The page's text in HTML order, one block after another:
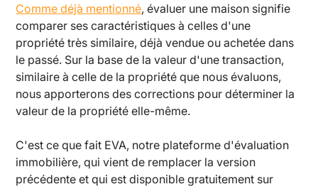
Comme déjà mentionné, évaluer une maison signifie
comparer ses caractéristiques à celles d'une
propriété très similaire, déjà vendue ou achetée dans
le passé. Sur la base de la valeur d'une transaction,
similaire à celle de la propriété que nous évaluons,
nous apporterons des corrections pour déterminer la
valeur de la propriété elle-même.
C'est ce que fait EVA, notre plateforme d'évaluation
immobilière, qui vient de remplacer la version
précédente et qui est disponible gratuitement sur